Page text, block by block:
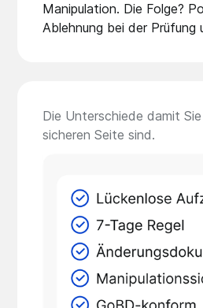
Manipulation. Die Folge?
Ablehnung bei der Prüfung
Die Unterschiede damit
sicheren Seite sind.